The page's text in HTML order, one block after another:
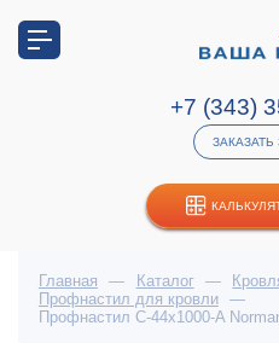
+7 (343)
Главная — Каталог —
Профнастил для кровли
—
Профнастил С-44x1000-A